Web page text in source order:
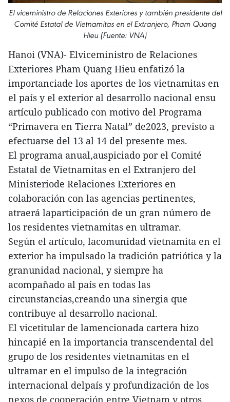
El viceministro de Relaciones Exteriores y también presidente del
Comité Estatal de Vietnamitas en el Extranjero, Pham Quang
Hieu (Fuente: VNA)
Hanoi (VNA)- Elviceministro de Relaciones
Exteriores Pham Quang Hieu enfatizó la
importanciade los aportes de los vietnamitas en
el país y el exterior al desarrollo nacional ensu
artículo publicado con motivo del Programa
“Primavera en Tierra Natal” de2023, previsto a
efectuarse del 13 al 14 del presente mes.
El programa anual,auspiciado por el Comité
Estatal de Vietnamitas en el Extranjero del
Ministeriode Relaciones Exteriores en
colaboración con las agencias pertinentes,
atraerá laparticipación de un gran número de
los residentes vietnamitas en ultramar.
Según el artículo, lacomunidad vietnamita en el
exterior ha impulsado la tradición patriótica y la
granunidad nacional, y siempre ha
acompañado al país en todas las
circunstancias,creando una sinergia que
contribuye al desarrollo nacional.
El vicetitular de lamencionada cartera hizo
hincapié en la importancia transcendental del
grupo de los residentes vietnamitas en el
ultramar en el impulso de la integración
internacional delpaís y profundización de los
nexos de cooperación entre Vietnam y otros